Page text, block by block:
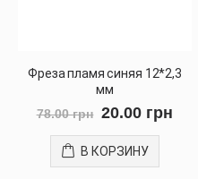
Фреза пламя синяя 12*2,3
мм
78.00грн 20.00 грн
В КОРЗИНУ